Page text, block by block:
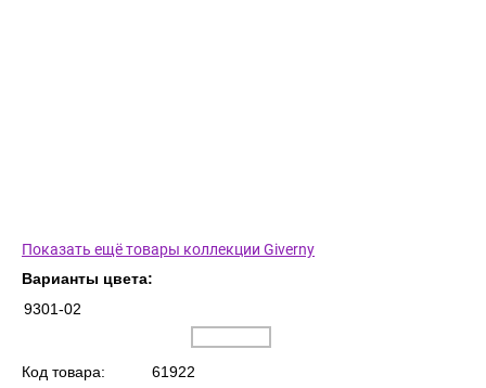
Показать ещё товары коллекции Giverny
Варианты цвета:
9301-02
Код товара: 61922